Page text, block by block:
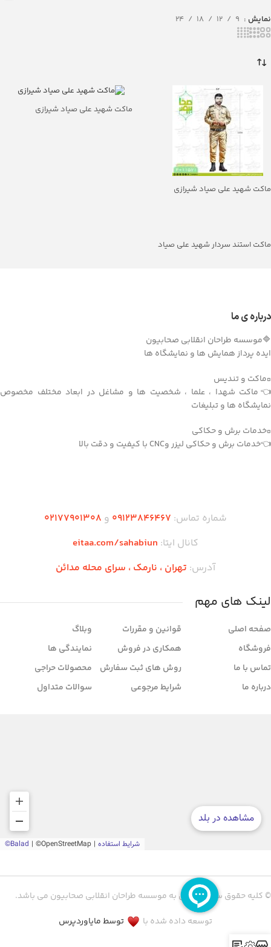
نمایش 9
12
18
24
ماکت شهید علی صیاد شیرازی
ماکت شهید علی صیاد شیرازی
ماکت استند سردار شهید علی صیاد
درباره ی ما
🔷موسسه طراحان انقلابی صحابیون
ایده پرداز همایش ها و نمایشگاه ها
▫️ماکت و تندیس
👈ماکت شهدا ، علما ، شخصیت ها و مشاغل در ابعاد مختلف مخصوص
نمایشگاه ها و تبلیغات
▫️خدمات برش و حکاکی
👈خدمات برش و حکاکی لیزر وCNC با کیفیت و دقت بالا
شماره تماس: ۰۹۱۲۳846467 و ۰2۱77901308
کانال ایتا: eitaa.com/sahabiun
آدرس: تهران ،‌ نارمک ، سرای محله مدائن
لینک های مهم
صفحه اصلی
فروشگاه
تماس با ما
درباره ما
قوانین و مقررات
همکاری در فروش
روش های ثبت سفارش
شرایط مرجوعی
وبلاگ
نمایندگی ها
محصولات حراجی
سوالات متداول
© کلیه حقوق سایت متعلق به موسسه طراحان انقلابی صحابیون می باشد.
توسعه داده شده با
توسط مایاوردپرس